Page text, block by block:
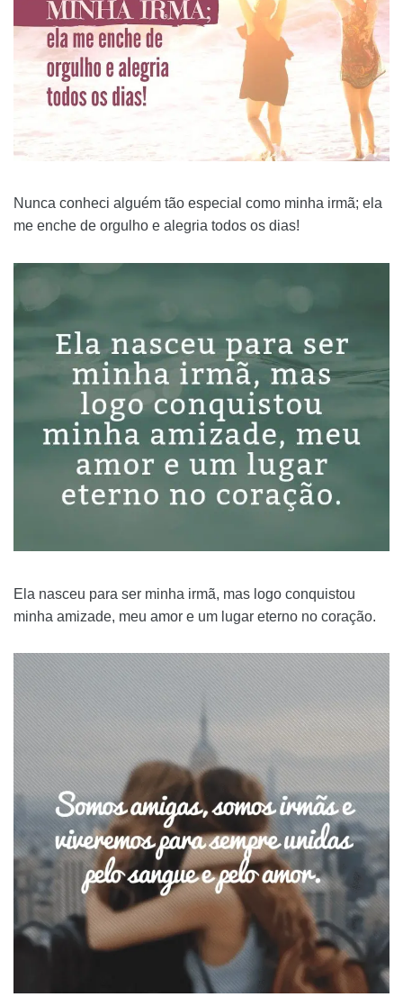
Nunca conheci alguém tão especial como minha irmã; ela
me enche de orgulho e alegria todos os dias!
Ela nasceu para ser minha irmã, mas logo conquistou
minha amizade, meu amor e um lugar eterno no coração.